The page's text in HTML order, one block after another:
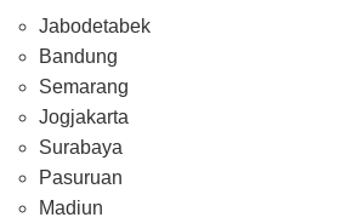
Jabodetabek
Bandung
Semarang
Jogjakarta
Surabaya
Pasuruan
Madiun